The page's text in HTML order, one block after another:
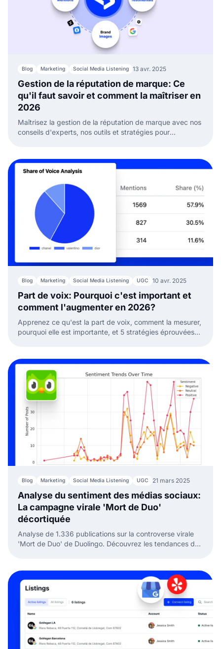
Blog Marketing Social Media Listening 13 avr. 2025
Gestion de la réputation de marque: Ce
qu'il faut savoir et comment la maîtriser en
2026
Maîtrisez la gestion de la réputation de marque avec nos
conseils d'experts, nos outils et stratégies pour
Blog Marketing Social Media Listening UGC 10 avr. 2025
Part de voix: Pourquoi c'est important et
comment l'augmenter en 2026?
Apprenez ce qu'est la part de voix, comment la mesurer,
pourquoi elle est importante, et 5 stratégies éprouvées
Blog Marketing Social Media Listening UGC 21 mars 2025
Analyse du sentiment des médias sociaux:
La campagne virale 'Mort de Duo'
décortiquée
Analyse de 1.336 publications sur la controverse virale
'Mort de Duo' de Duolingo. Découvrez les tendances de